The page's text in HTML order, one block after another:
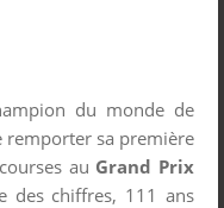
du monde de
sa première
au Grand Prix
des chiffres, 111 ans